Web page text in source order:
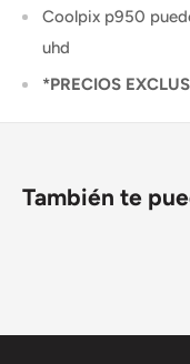
Coolpix p950
uhd
*PRECIOS
También te